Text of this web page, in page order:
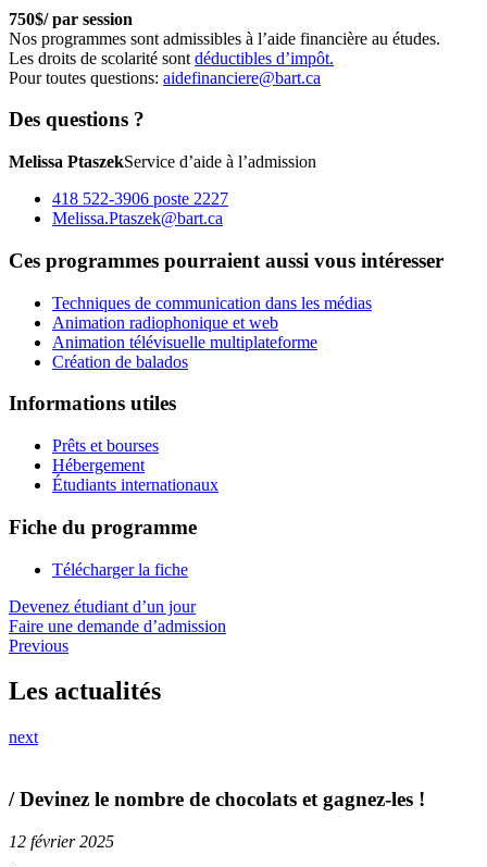
750$/ par session
Nos programmes sont admissibles à l’aide financière au études.
Les droits de scolarité sont déductibles d’impôt.
Pour toutes questions: aidefinanciere@bart.ca
Des questions ?
Melissa PtaszekService d’aide à l’admission
418 522-3906 poste 2227
Melissa.Ptaszek@bart.ca
Ces programmes pourraient aussi vous intéresser
Techniques de communication dans les médias
Animation radiophonique et web
Animation télévisuelle multiplateforme
Création de balados
Informations utiles
Prêts et bourses
Hébergement
Étudiants internationaux
Fiche du programme
Télécharger la fiche
Devenez étudiant d’un jour
Faire une demande d’admission
Previous
Les actualités
next
/ Devinez le nombre de chocolats et gagnez-les !
12 février 2025